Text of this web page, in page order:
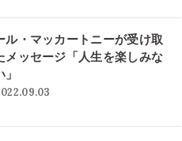
ル・マッカートニーが受け取
メッセージ「人生を楽しみな
」